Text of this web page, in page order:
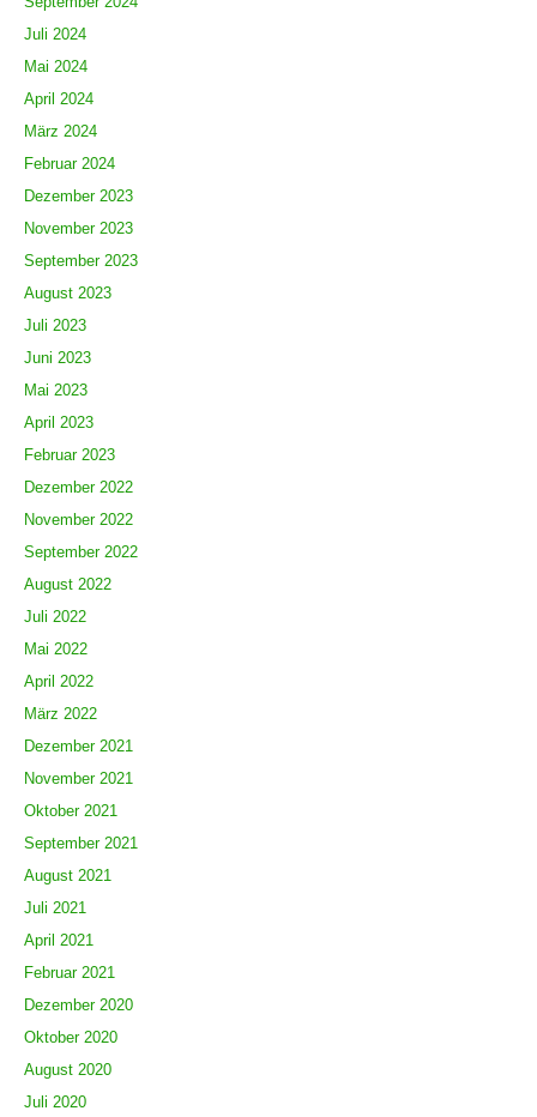
Juli 2024
Mai 2024
April 2024
März 2024
Februar 2024
Dezember 2023
November 2023
September 2023
August 2023
Juli 2023
Juni 2023
Mai 2023
April 2023
Februar 2023
Dezember 2022
November 2022
September 2022
August 2022
Juli 2022
Mai 2022
April 2022
März 2022
Dezember 2021
November 2021
Oktober 2021
September 2021
August 2021
Juli 2021
April 2021
Februar 2021
Dezember 2020
Oktober 2020
August 2020
Juli 2020